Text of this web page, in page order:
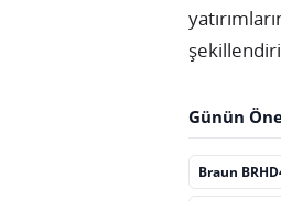
Günün
Braun